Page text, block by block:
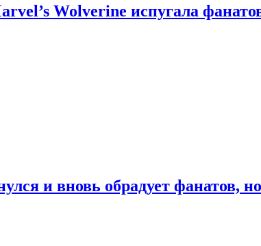
Wolverine испугала
и вновь обрадует фанатов,